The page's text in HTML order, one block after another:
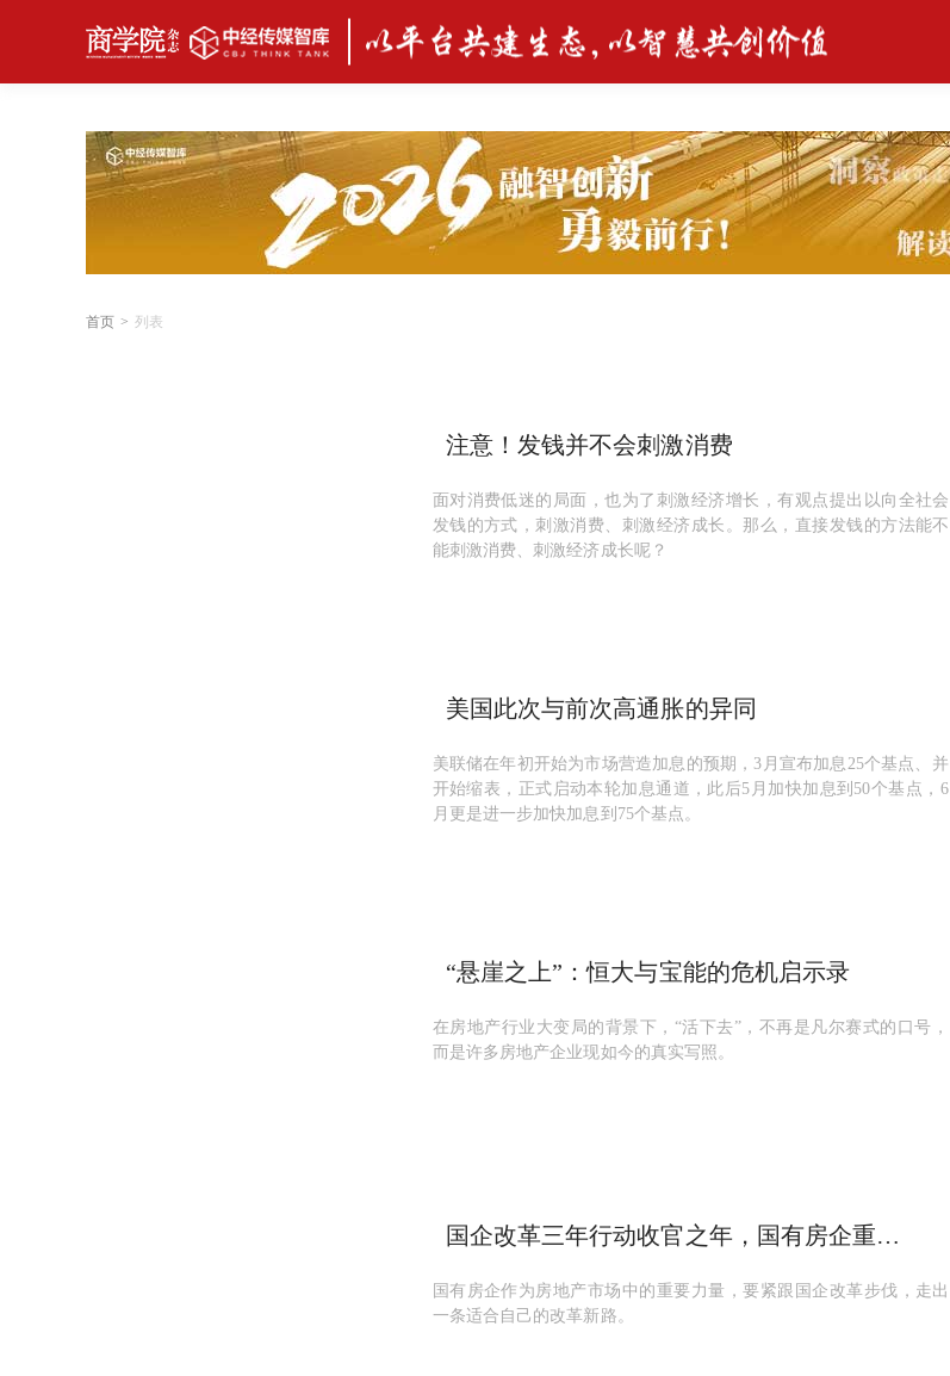
首页 > 列表
注意！发钱并不会刺激消费
面对消费低迷的局面，也为了刺激经济增长，有观点提出以向全社会
发钱的方式，刺激消费、刺激经济成长。那么，直接发钱的方法能不
能刺激消费、刺激经济成长呢？
美国此次与前次高通胀的异同
美联储在年初开始为市场营造加息的预期，3月宣布加息25个基点、并
开始缩表，正式启动本轮加息通道，此后5月加快加息到50个基点，6
月更是进一步加快加息到75个基点。
“悬崖之上”：恒大与宝能的危机启示录
在房地产行业大变局的背景下，“活下去”，不再是凡尔赛式的口号，
而是许多房地产企业现如今的真实写照。
国企改革三年行动收官之年，国有房企重点
国有房企作为房地产市场中的重要力量，要紧跟国企改革步伐，走出
一条适合自己的改革新路。